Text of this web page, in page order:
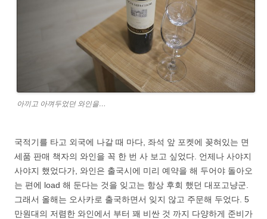
아끼고 아껴두었던 와인을…
국적기를 타고 외국에 나갈 때 마다, 좌석 앞 포켓에 꽂혀있는 면
세품 판매 책자의 와인을 꼭 한 번 사 보고 싶었다. 언제나 사야지
사야지 했었다가, 와인은 출국시에 미리 예약을 해 두어야 돌아오
는 편에 load 해 둔다는 것을 잊고는 항상 후회 했던 대포고냥군.
그래서 올해는 오사카로 출국하면서 잊지 않고 주문해 두었다. 5
만원대의 저렴한 와인에서 부터 꽤 비싼 것 까지 다양하게 준비가